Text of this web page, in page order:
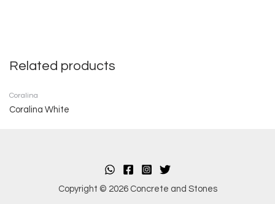
Related products
Coralina
Coralina White
Copyright © 2026 Concrete and Stones